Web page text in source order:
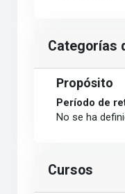
Categorías
Propósito
Período de
No se ha
Cursos